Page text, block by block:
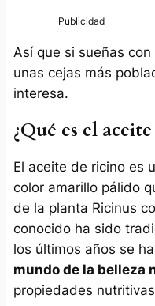
Así que si sueñas
unas cejas más
interesa.
¿Qué es el
El aceite de ricino es
color amarillo pálido
de la planta Ricinus
conocido ha sido
los últimos años se
mundo de la belleza
propiedades